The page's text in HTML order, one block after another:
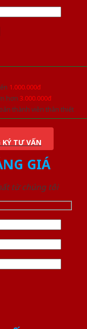
1.000.000đ
hơn 3.000.000đ
thành viên thân thiết
TƯ VẤN
GIÁ
từ chúng tôi